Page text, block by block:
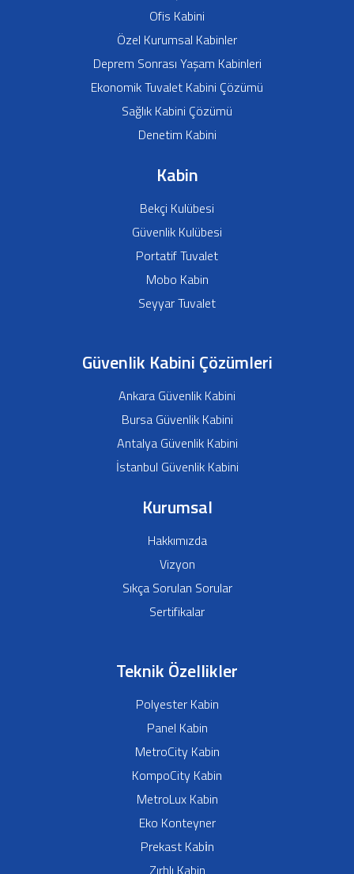
Ofis Kabini
Özel Kurumsal Kabinler
Deprem Sonrası Yaşam Kabinleri
Ekonomik Tuvalet Kabini Çözümü
Sağlık Kabini Çözümü
Denetim Kabini
Kabin
Bekçi Kulübesi
Güvenlik Kulübesi
Portatif Tuvalet
Mobo Kabin
Seyyar Tuvalet
Güvenlik Kabini Çözümleri
Ankara Güvenlik Kabini
Bursa Güvenlik Kabini
Antalya Güvenlik Kabini
İstanbul Güvenlik Kabini
Kurumsal
Hakkımızda
Vizyon
Sıkça Sorulan Sorular
Sertifikalar
Teknik Özellikler
Polyester Kabin
Panel Kabin
MetroCity Kabin
KompoCity Kabin
MetroLux Kabin
Eko Konteyner
Prekast Kabi̇n
Zırhlı Kabin